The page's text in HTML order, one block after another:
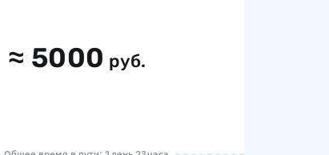
≈ 5000 руб.